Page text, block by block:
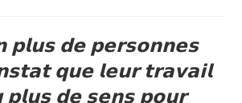
𝗽𝗹𝘂𝘀 𝗱𝗲 𝗽𝗲𝗿𝘀𝗼𝗻𝗻𝗲𝘀
𝗾𝘂𝗲 𝗹𝗲𝘂𝗿 𝘁𝗿𝗮𝘃𝗮𝗶𝗹
𝗽𝗹𝘂𝘀 𝗱𝗲 𝘀𝗲𝗻𝘀 𝗽𝗼𝘂𝗿